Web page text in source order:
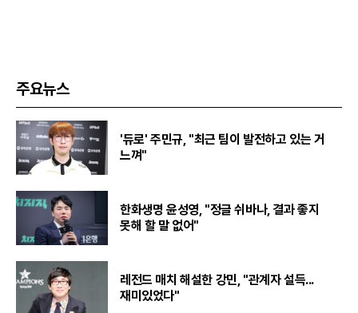
주요뉴스
'듀로' 주민규, "최근 팀이 발전하고 있는 거
느껴"
한화생명 윤성영, "정글 쉬바나, 결과 좋지
못해 할 말 없어"
레전드 매치 해설한 강민, "관계자 설득...
재미있었다"